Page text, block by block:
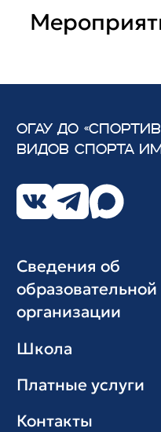
ОГАУ ДО
ВИДОВ СПОРТА
Сведения об
образовательной
организации
Школа
Платные услуги
Контакты